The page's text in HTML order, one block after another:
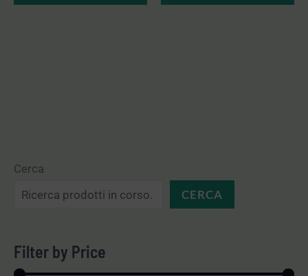
Cerca
CERCA
Filter by Price